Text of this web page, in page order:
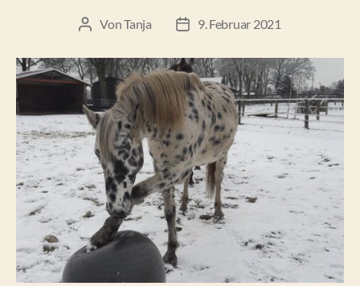
Beitragsautor
VonTanja Beitragsdatum
9. Februar 2021